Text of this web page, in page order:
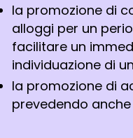
la promozione di
alloggi per un
facilitare un
individuazione di
la promozione di
prevedendo